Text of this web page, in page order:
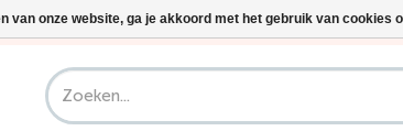
Riese & Müller Nevo5 Silent
van onze website, ga je akkoord met het gebruik van cookies